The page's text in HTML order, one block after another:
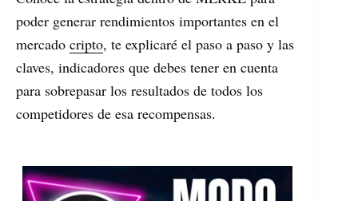
poder generar rendimientos importantes en el
mercado cripto, te explicaré el paso a paso y las
claves, indicadores que debes tener en cuenta
para sobrepasar los resultados de todos los
competidores de esa recompensas.